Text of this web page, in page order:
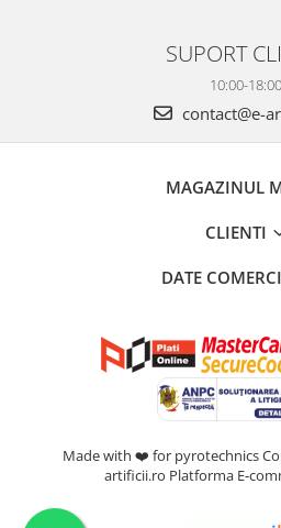
SUPORT
10:00-18:00
contact@e-
MAGAZINUL
CLIENTI
DATE
Made with ❤️ for pyrotechnics
artificii.ro Platforma E-